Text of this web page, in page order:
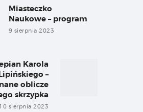
Previous
post:
Miasteczko
Naukowe – program
9 sierpnia 2023
post:
Karola
–
oblicze
skrzypka
10 sierpnia 2023